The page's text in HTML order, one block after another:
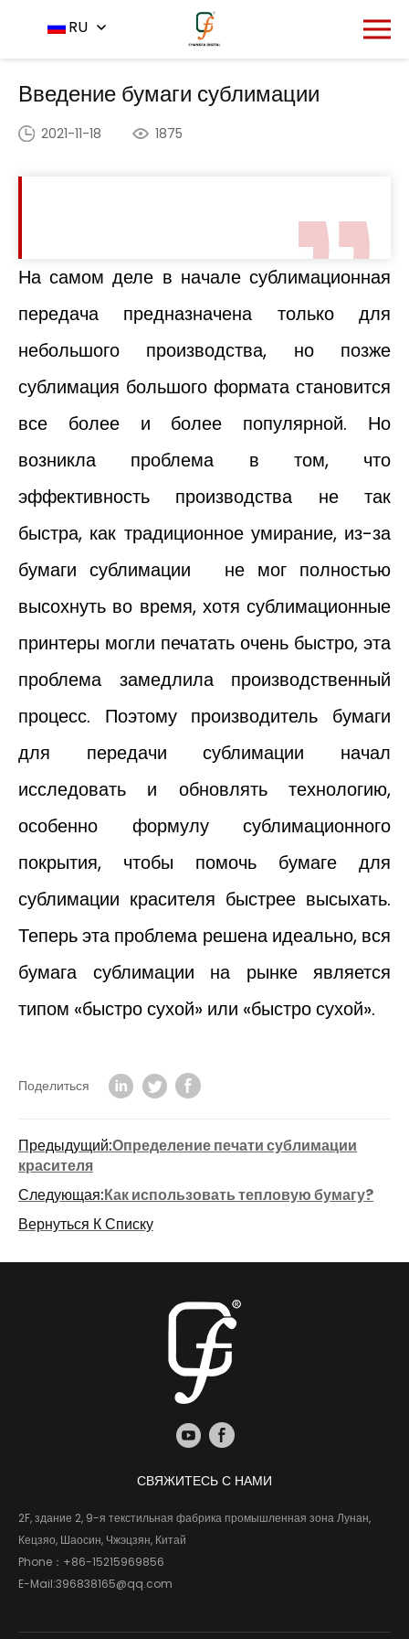
RU
Главная - Центр новостей
Введение бумаги сублимации
2021-11-18 1875
На самом деле в начале сублимационная
передача предназначена только для
небольшого производства, но позже
сублимация большого формата становится
все более и более популярной. Но
возникла проблема в том, что
эффективность производства не так
быстра, как традиционное умирание, из-за
бумаги сублимации не мог полностью
высохнуть во время, хотя сублимационные
принтеры могли печатать очень быстро, эта
проблема замедлила производственный
процесс. Поэтому производитель бумаги
для передачи сублимации начал
исследовать и обновлять технологию,
особенно формулу сублимационного
покрытия, чтобы помочь бумаге для
сублимации красителя быстрее высыхать.
Теперь эта проблема решена идеально, вся
бумага сублимации на рынке является
типом «быстро сухой» или «быстро сухой».
Поделиться
Предыдущий:Определение печати сублимации
красителя
Следующая:Как использовать тепловую бумагу?
Вернуться К Списку
СВЯЖИТЕСЬ С НАМИ
2F, здание 2, 9-я текстильная фабрика промышленная зона Лунан,
Кецзяо, Шаосин, Чжэцзян, Китай
Phone： +86-15215969856
E-Mail:396838165@qq.com